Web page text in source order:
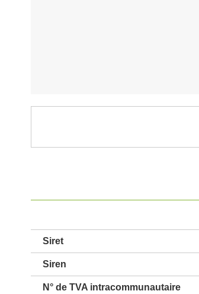
Siret
Siren
N° de TVA intracommunautaire